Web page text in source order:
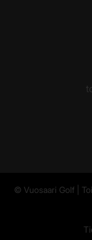
© Vuosaari Golf|